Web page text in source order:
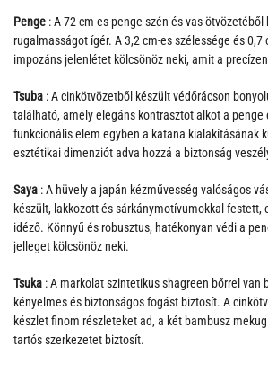
Penge : A 72 cm-es penge szén és vas
rugalmasságot ígér. A 3,2 cm-es szélessége és 0,7
impozáns jelenlétet kölcsönöz neki, amit a
Tsuba : A cinkötvözetből készült védőrácson
található, amely elegáns kontrasztot alkot a penge
funkcionális elem egyben a katana kialakításának
esztétikai dimenziót adva hozzá a biztonság
Saya : A hüvely a japán kézművesség valóságos
készült, lakkozott és sárkánymotívumokkal festett,
idéző. Könnyű és robusztus, hatékonyan védi a
jelleget kölcsönöz neki.
Tsuka : A markolat szintetikus shagreen bőrrel van
kényelmes és biztonságos fogást biztosít. A
készlet finom részleteket ad, a két bambusz
tartós szerkezetet biztosít.